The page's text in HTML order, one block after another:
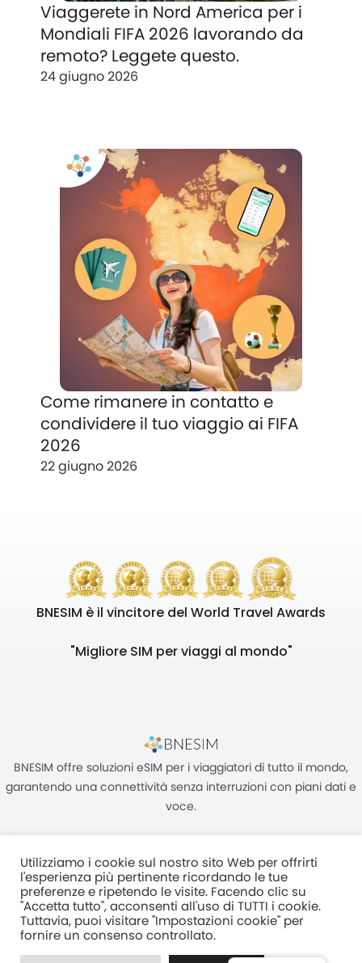
Viaggerete in Nord America per i
Mondiali FIFA 2026 lavorando da
remoto? Leggete questo.
24 giugno 2026
Come rimanere in contatto e
condividere il tuo viaggio ai FIFA
2026
22 giugno 2026
BNESIM è il vincitore del World Travel Awards
"Migliore SIM per viaggi al mondo"
BNESIM offre soluzioni eSIM per i viaggiatori di tutto il mondo,
garantendo una connettività senza interruzioni con piani dati e
voce.
Unità C, 8/F, King Palace Plaza, NO:55 King Yip Street, Kwun Tong,
Kowloon, HONG KONG
2017–2025 BNESIM LIMITED Tutti i diritti riservati
Utilizziamo i cookie sul nostro sito Web per offrirti
l'esperienza più pertinente ricordando le tue
preferenze e ripetendo le visite. Facendo clic su
"Accetta tutto", acconsenti all'uso di TUTTI i cookie.
Tuttavia, puoi visitare "Impostazioni cookie" per
fornire un consenso controllato.